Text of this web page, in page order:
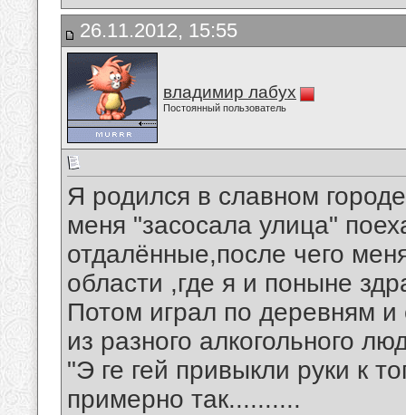
26.11.2012, 15:55
владимир лабух
Постоянный пользователь
Я родился в славном
меня "засосала улица"
отдалённые,после чего
области ,где я и поныне
Потом играл по деревням
из разного алкогольного
"Э ге гей привыкли руки к
примерно так..........